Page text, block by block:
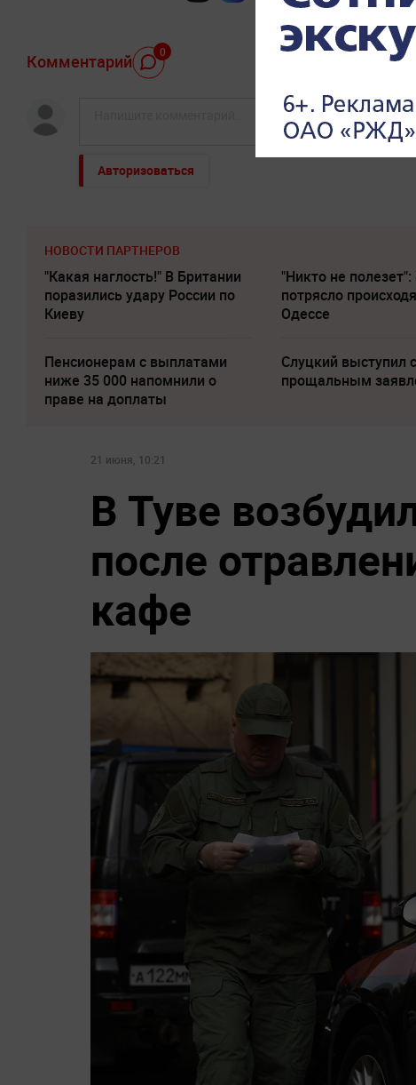
Комментарий 0
Авторизоваться
НОВОСТИ ПАРТНЕРОВ
"Какая наглость!" В Британии
поразились удару России по
Киеву
"Никто не
потрясло
Одессе
Пенсионерам с выплатами
ниже 35 000 напомнили о
праве на доплаты
Слуцкий выступил с
прощальным
21 июня, 10:21
В Туве
после
кафе